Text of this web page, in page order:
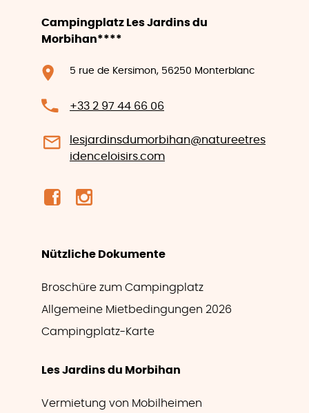
Campingplatz Les Jardins du
Morbihan****
5 rue de Kersimon, 56250 Monterblanc
+33 2 97 44 66 06
lesjardinsdumorbihan@natureetres
idenceloisirs.com
Nützliche Dokumente
Broschüre zum Campingplatz
Allgemeine Mietbedingungen 2026
Campingplatz-Karte
Les Jardins du Morbihan
Vermietung von Mobilheimen